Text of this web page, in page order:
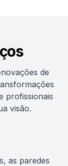
de
profissionais
visão.
as paredes